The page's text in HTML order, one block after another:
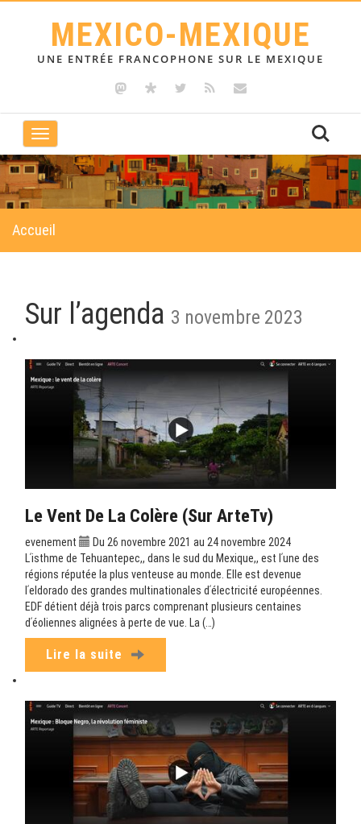
MEXICO-MEXIQUE
UNE ENTRÉE FRANCOPHONE SUR LE MEXIQUE
Toggle
navigation
Accueil
Sur l’agenda 3 novembre 2023
Le Vent De La Colère (sur ArteTv)
evenement
Du 26 novembre 2021 au 24 novembre 2024
Lʹisthme de Tehuantepec,, dans le sud du Mexique,, est lʹune des
régions réputée la plus venteuse au monde. Elle est devenue
lʹeldorado des grandes multinationales dʹélectricité européennes.
EDF détient déjà trois parcs comprenant plusieurs centaines
dʹéoliennes alignées à perte de vue. La (…)
Lire la suite